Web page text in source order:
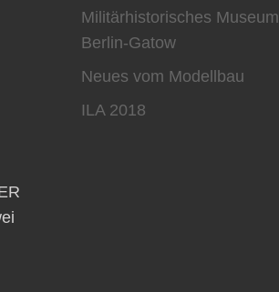
Militärhistorisches Museum
Berlin-Gatow
Neues vom Modellbau
ILA 2018